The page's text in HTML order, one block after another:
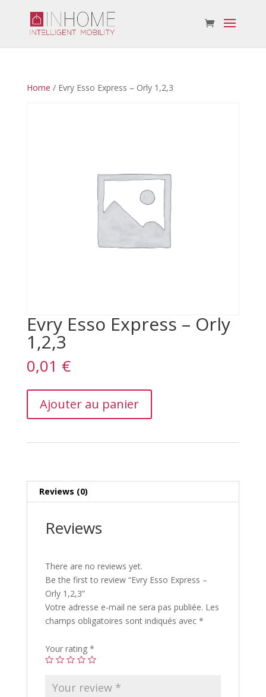
Home / Evry Esso Express – Orly 1,2,3
Evry Esso Express – Orly
1,2,3
0,01 €
EssoAjouter au panier
Reviews (0)
Reviews
There are no reviews yet.
Be the first to review “Evry Esso Express –
Orly 1,2,3”
Votre adresse e-mail ne sera pas publiée. Les
champs obligatoires sont indiqués avec *
Your rating *